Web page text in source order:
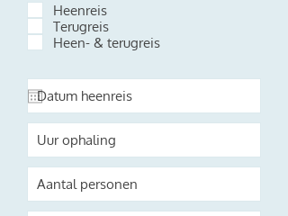
Heenreis
Terugreis
Heen- & terugreis